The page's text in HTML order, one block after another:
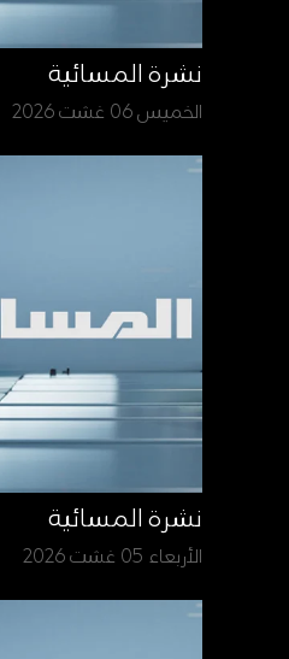
نشرة المسائية
الخميس 06 غشت 2026
نشرة المسائية
الأربعاء 05 غشت 2026